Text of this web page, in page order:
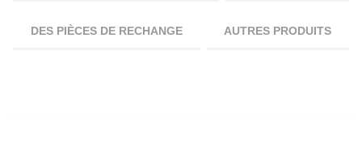
DES PIÈCES DE RECHANGE AUTRES PRODUITS